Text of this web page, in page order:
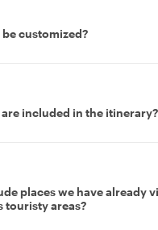
customized?
included in the itinerary?
places we have already
touristy areas?